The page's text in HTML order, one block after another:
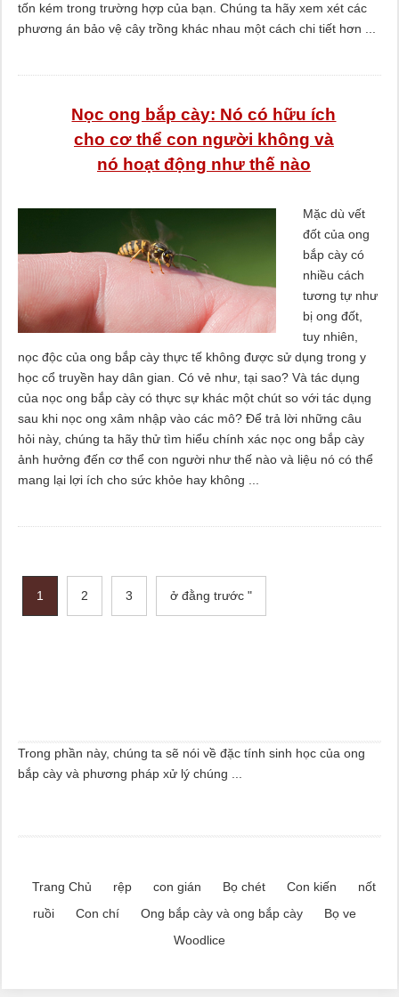
tốn kém trong trường hợp của bạn. Chúng ta hãy xem xét các
phương án bảo vệ cây trồng khác nhau một cách chi tiết hơn ...
Nọc ong bắp cày: Nó có hữu ích
cho cơ thể con người không và
nó hoạt động như thế nào
Mặc dù vết
đốt của ong
bắp cày có
nhiều cách
tương tự như
bị ong đốt,
tuy nhiên,
nọc độc của ong bắp cày thực tế không được sử dụng trong y
học cổ truyền hay dân gian. Có vẻ như, tại sao? Và tác dụng
của nọc ong bắp cày có thực sự khác một chút so với tác dụng
sau khi nọc ong xâm nhập vào các mô? Để trả lời những câu
hỏi này, chúng ta hãy thử tìm hiểu chính xác nọc ong bắp cày
ảnh hưởng đến cơ thể con người như thế nào và liệu nó có thể
mang lại lợi ích cho sức khỏe hay không ...
1 2 3 ở đằng trước "
Trong phần này, chúng ta sẽ nói về đặc tính sinh học của ong
bắp cày và phương pháp xử lý chúng ...
Trang Chủ rệp con gián Bọ chét Con kiến
nốt
ruồi
Con chí Ong bắp cày và ong bắp cày
Bọ ve
Woodlice